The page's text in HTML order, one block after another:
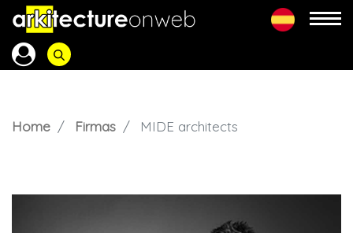
Home Firmas MIDE architects